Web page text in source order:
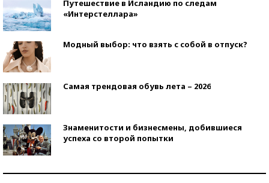
Путешествие в Исландию по следам
«Интерстеллара»
Модный выбор: что взять с собой в отпуск?
Самая трендовая обувь лета – 2026
Знаменитости и бизнесмены, добившиеся
успеха со второй попытки